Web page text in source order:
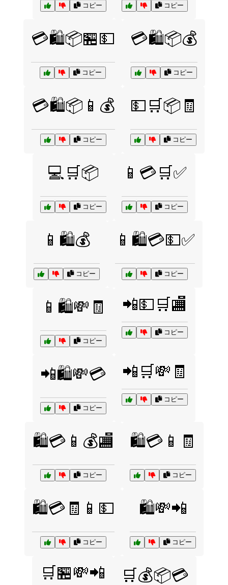
コピー コピー
💳🛍️📦🏪💵
コピー
💳🛍️📦💰
コピー
💳🛍️📦📱💰
コピー
💵🛒📦🧾
コピー
💻🛒📦
コピー
📱💳🛒✅
コピー
📱🛍️💰
コピー
📱🛍️💳💵✅
コピー
📱🛍️💸🧾
コピー
📲💵🛒🏬
コピー
📲🛍️💸💳
コピー
📲🛒💸🧾
コピー
🛍️💳📱💰🏬
コピー
🛍️💳📱🧾
コピー
🛍️💳🧾📱💵
コピー
🛍️💸📲
コピー
🛒🏪💸📲 🛒💰📦💳